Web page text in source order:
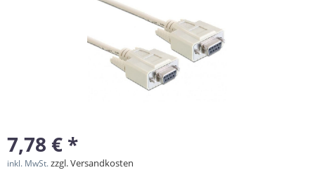
7,78 € *
inkl. MwSt.zzgl. Versandkosten